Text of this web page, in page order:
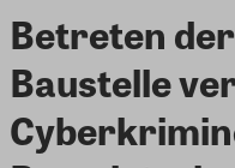
Betreten
Baustelle